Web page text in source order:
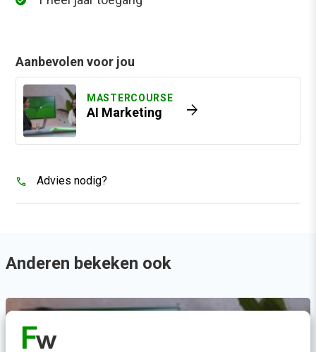
Aanbevolen voor jou
MASTERCOURSE
AI Marketing arrow_forward
Advies nodig?
Anderen bekeken ook